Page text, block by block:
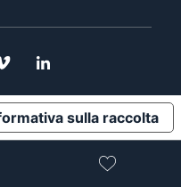
sulla raccolta